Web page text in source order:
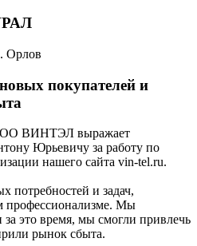
Орлов
покупателей и
ВИНТЭЛ выражает
Юрьевичу за работу по
нашего сайта vin-tel.ru.
потребностей и задач,
профессионализме. Мы
это время, мы смогли привлечь
рынок сбыта.